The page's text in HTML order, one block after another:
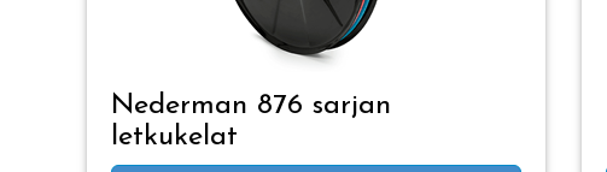
Nederman 876 sarjan
letkukelat